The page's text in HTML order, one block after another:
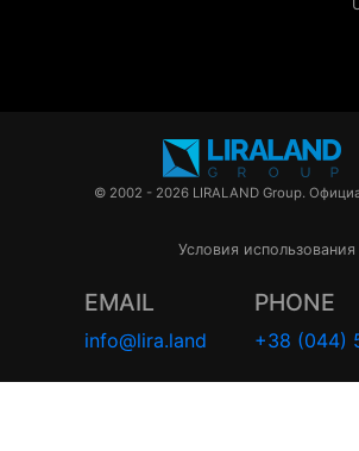
© 2002 - 2026 LIRALAND Group.
Условия использования
EMAIL
info@lira.land
PHONE
+38 (044)